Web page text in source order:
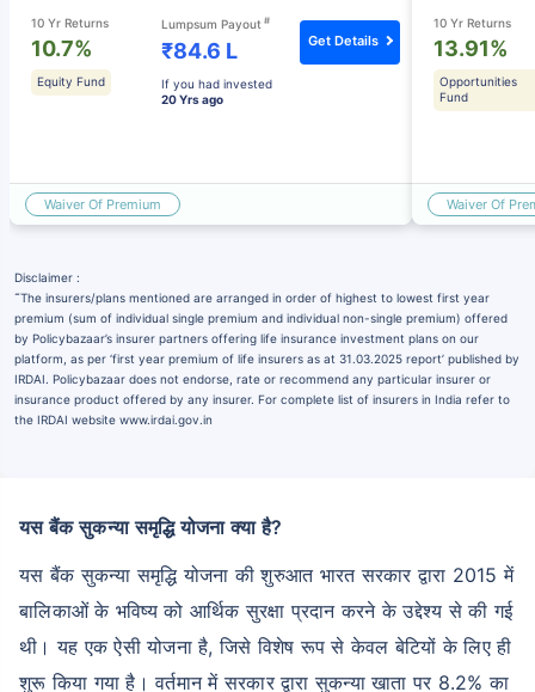
Waiver Of Premium
10 Yr Returns
10.7%
Equity Fund
Lumpsum Payout #
₹84.6 L
If you had invested
20 Yrs ago
Get Details
Waiver Of
10 Yr Returns
13.91%
Opportunities
Fund
Disclaimer :
˜The insurers/plans mentioned are arranged in order of highest to lowest first year
premium (sum of individual single premium and individual non-single premium) offered
by Policybazaar’s insurer partners offering life insurance investment plans on our
platform, as per ‘first year premium of life insurers as at 31.03.2025 report’ published by
IRDAI. Policybazaar does not endorse, rate or recommend any particular insurer or
insurance product offered by any insurer. For complete list of insurers in India refer to
the IRDAI website www.irdai.gov.in
यस बैंक सुकन्या समृद्धि योजना क्या है?
यस बैंक सुकन्या समृद्धि योजना की शुरुआत भारत सरकार द्वारा 2015 में
बालिकाओं के भविष्य को आर्थिक सुरक्षा प्रदान करने के उद्देश्य से की गई
थी। यह एक ऐसी योजना है, जिसे विशेष रूप से केवल बेटियों के लिए ही
शुरू किया गया है। वर्तमान में सरकार द्वारा सुकन्या खाता पर 8.2% का